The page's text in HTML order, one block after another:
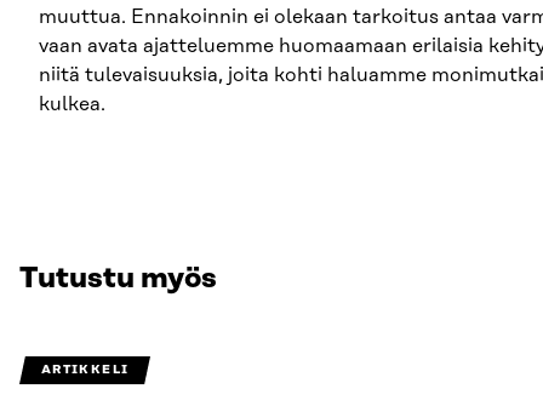
muuttua. Ennakoinnin ei olekaan tarkoitus antaa
vaan avata ajatteluemme huomaamaan erilaisia
niitä tulevaisuuksia, joita kohti haluamme
kulkea.
Tutustu myös
ARTIKKELI